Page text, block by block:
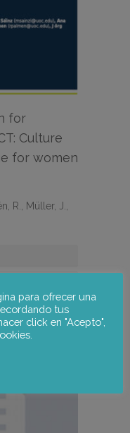
for
Culture
for women
R., Müller, J.,
para ofrecer una
tus
click en "Acepto",